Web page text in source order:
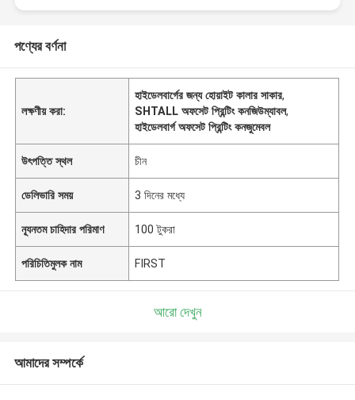
পণ্যের বর্ণনা
লক্ষণীয় করা:
হাইডেলবার্গের জন্য হোয়াইট কালার সাকার,
SHTALL অফসেট প্রিন্টিং কনজিউম্যাবল,
হাইডেলবার্গ অফসেট প্রিন্টিং কনজুমেবল
উৎপত্তি স্থল চীন
ডেলিভারি সময় 3 দিনের মধ্যে
ন্যূনতম চাহিদার পরিমাণ 100 টুকরা
পরিচিতিমুলক নাম FIRST
আরো দেখুন
আমাদের সম্পর্কে